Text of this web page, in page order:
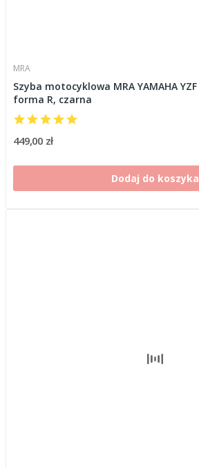
MRA
Szyba motocyklowa MRA YAMAHA YZF
forma R, czarna
449,00 zł
Dodaj do koszyka